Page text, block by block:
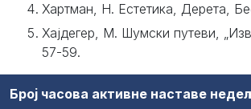
Хартман, Н. Естетика, Дерета,
Хајдегер, М. Шумски путеви,
57-59.
Број часова активне наставе